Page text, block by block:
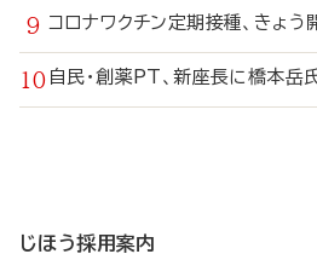
コロナワクチン定期接種、き
自民・創薬PT、新座長に橋
じほう採用案内